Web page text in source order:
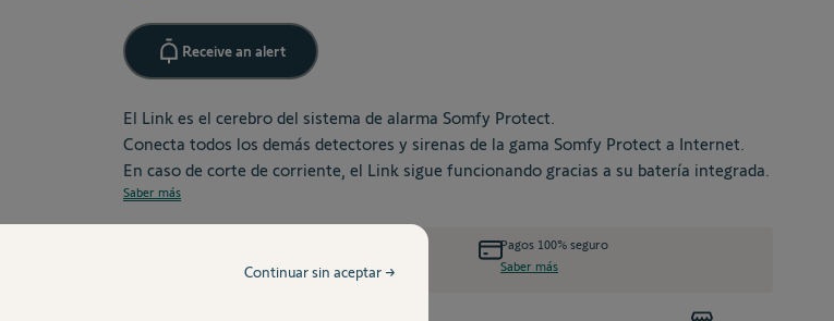
Receive an alert
El Link es el cerebro del sistema de alarma Somfy Protect.
Conecta todos los demás detectores y sirenas de la gama Somfy Protect a Internet.
En caso de corte de corriente, el Link sigue funcionando gracias a su batería integrada.
Saber más
Pagos 100% seguro
Saber más
Continuar sin aceptar →